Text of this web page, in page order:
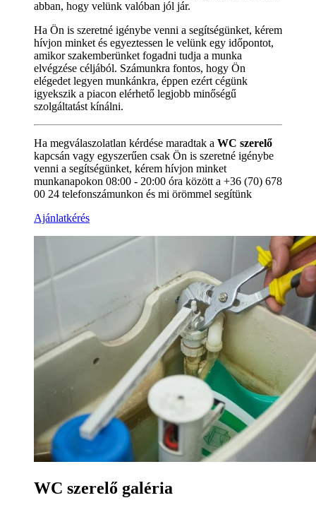
abban, hogy velünk valóban jól jár.
Ha Ön is szeretné igénybe venni a segítségünket, kérem
hívjon minket és egyeztessen le velünk egy időpontot,
amikor szakemberünket fogadni tudja a munka
elvégzése céljából. Számunkra fontos, hogy Ön
elégedet legyen munkánkra, éppen ezért cégünk
igyekszik a piacon elérhető legjobb minőségű
szolgáltatást kínálni.
Ha megválaszolatlan kérdése maradtak a WC szerelő
kapcsán vagy egyszerűen csak Ön is szeretné igénybe
venni a segítségünket, kérem hívjon minket
munkanapokon 08:00 - 20:00 óra között a +36 (70) 678
00 24 telefonszámunkon és mi örömmel segítünk
Ajánlatkérés
WC szerelő galéria